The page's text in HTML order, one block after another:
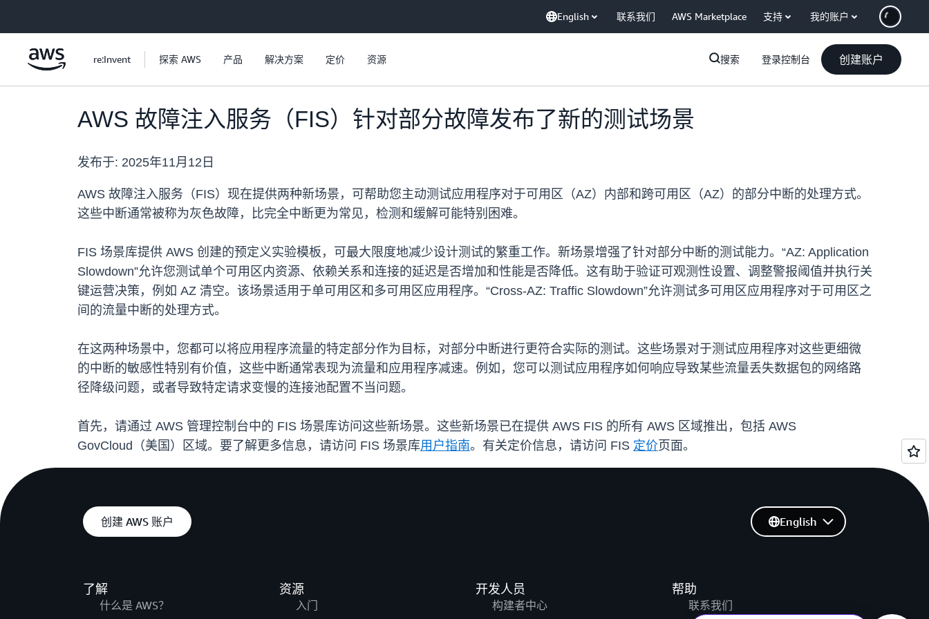
English 联系我们 AWS Marketplace 支持 我的账户
re:Invent 探索 AWS 产品 解决方案 定价 资源 搜索 登录控制台 创建账户
AWS 故障注入服务（FIS）针对部分故障发布了新的测试场景
发布于: 2025年11月12日
AWS 故障注入服务（FIS）现在提供两种新场景，可帮助您主动测试应用程序对于可用区（AZ）内部和跨可用区（AZ）的部分中断的处理方式。
这些中断通常被称为灰色故障，比完全中断更为常见，检测和缓解可能特别困难。
FIS 场景库提供 AWS 创建的预定义实验模板，可最大限度地减少设计测试的繁重工作。新场景增强了针对部分中断的测试能力。“AZ: Application
Slowdown”允许您测试单个可用区内资源、依赖关系和连接的延迟是否增加和性能是否降低。这有助于验证可观测性设置、调整警报阈值并执行关
键运营决策，例如 AZ 清空。该场景适用于单可用区和多可用区应用程序。“Cross-AZ: Traffic Slowdown”允许测试多可用区应用程序对于可用区之
间的流量中断的处理方式。
在这两种场景中，您都可以将应用程序流量的特定部分作为目标，对部分中断进行更符合实际的测试。这些场景对于测试应用程序对这些更细微
的中断的敏感性特别有价值，这些中断通常表现为流量和应用程序减速。例如，您可以测试应用程序如何响应导致某些流量丢失数据包的网络路
径降级问题，或者导致特定请求变慢的连接池配置不当问题。
首先，请通过 AWS 管理控制台中的 FIS 场景库访问这些新场景。这些新场景已在提供 AWS FIS 的所有 AWS 区域推出，包括 AWS
GovCloud（美国）区域。要了解更多信息，请访问 FIS 场景库用户指南。有关定价信息，请访问 FIS 定价页面。
创建 AWS 账户
了解
什么是 AWS？
资源
入门
开发人员
构建者中心
帮助
联系我们
English